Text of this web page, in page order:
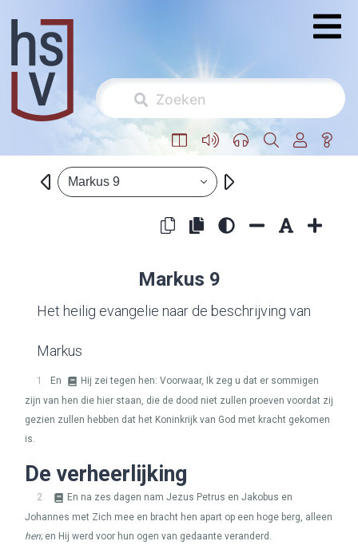
Markus 9
Markus 9
Het heilig evangelie naar de beschrijving van
Markus
1 En
Hij zei tegen hen: Voorwaar, Ik zeg u dat er sommigen
zijn van hen die hier staan, die de dood niet zullen proeven voordat zij
gezien zullen hebben dat het Koninkrijk van God met kracht gekomen
is.
De verheerlijking
2
En na zes dagen nam Jezus Petrus en Jakobus en
Johannes met Zich mee en bracht hen apart op een hoge berg, alleen
hen; en Hij werd voor hun ogen van gedaante veranderd.